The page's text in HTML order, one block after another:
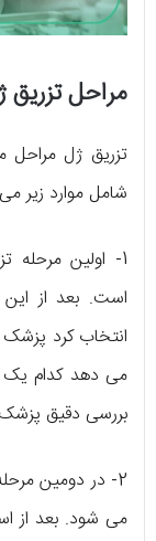
مراحل تزریق
تزریق ژل مراحل
شامل موارد زیر
1- اولین
است. بعد از
انتخاب کرد
می دهد کدام یک
بررسی دقیق
2- در دومین
می شود. بعد از